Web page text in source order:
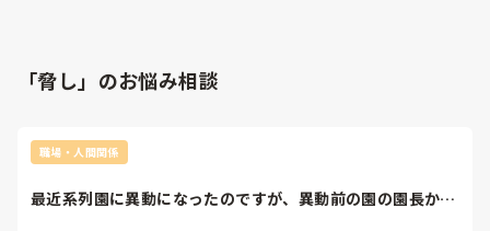
「脅し」のお悩み相談
職場・人間関係
最近系列園に異動になったのですが、異動前の園の園長から